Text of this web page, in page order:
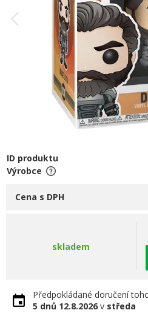
ID produktu
Výrobce
Cena s DPH
skladem
Předpokládané doručení
5 dnů 12.8.2026 v středa